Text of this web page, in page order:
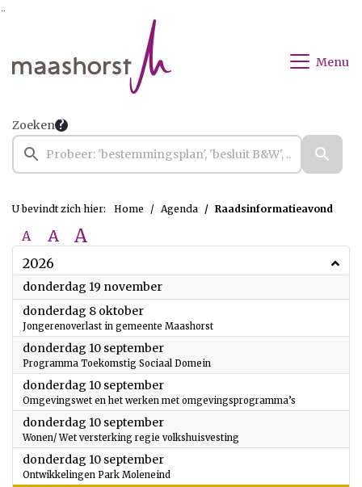
Ga naar de inhoud van deze pagina
Menu
Zoeken
U bevindt zich hier: Home Agenda Raadsinformatieavond
A A A
2026
donderdag 19 november2026
donderdag 8 oktober2026
Jongerenoverlast in gemeente Maashorst
donderdag 10 september2026
Programma Toekomstig Sociaal Domein
donderdag 10 september2026
Omgevingswet en het werken met omgevingsprogramma’s
donderdag 10 september2026
Wonen/ Wet versterking regie volkshuisvesting
donderdag 10 september2026
Ontwikkelingen Park Moleneind